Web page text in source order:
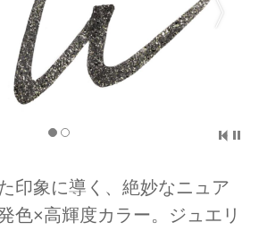
印象に導く、絶妙なニュア
色×高輝度カラー。ジュエリ